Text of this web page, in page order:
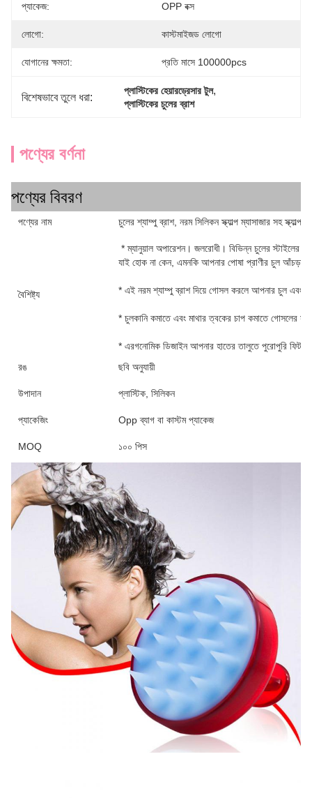
প্যাকেজ: OPP বক্স
লোগো: কাস্টমাইজড লোগো
যোগানের ক্ষমতা: প্রতি মাসে 100000pcs
বিশেষভাবে তুলে ধরা: প্লাস্টিকের হেয়ারড্রেসার টুল,
প্লাস্টিকের চুলের ব্রাশ
পণ্যের বর্ণনা
পণ্যের বিবরণ
পণ্যের নাম চুলের শ্যাম্পু ব্রাশ, নরম সিলিকন স্ক্যাল্প ম্যাসাজার সহ স্ক্যাল্প
বৈশিষ্ট্য
* ম্যানুয়াল অপারেশন। জলরোধী। বিভিন্ন চুলের স্টাইলের
যাই হোক না কেন, এমনকি আপনার পোষা প্রাণীর চুল
* এই নরম শ্যাম্পু ব্রাশ দিয়ে গোসল করলে আপনার চুল এবং
* চুলকানি কমাতে এবং মাথার ত্বকের চাপ কমাতে গোসলের
* এরগনোমিক ডিজাইন আপনার হাতের তালুতে পুরোপুরি ফিট
রঙ
ছবি অনুযায়ী
উপাদান প্লাস্টিক, সিলিকন
প্যাকেজিং Opp ব্যাগ বা কাস্টম প্যাকেজ
MOQ ১০০ পিস